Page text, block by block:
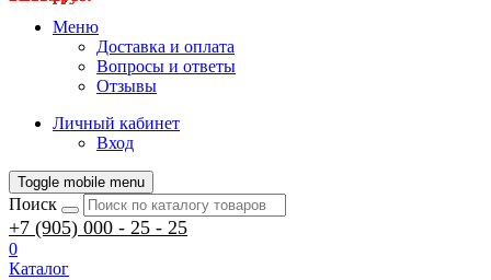
Меню
Доставка и оплата
Вопросы и ответы
Отзывы
Личный кабинет
Вход
Toggle mobile menu
Поиск
+7 (905) 000 - 25 - 25
0
Каталог